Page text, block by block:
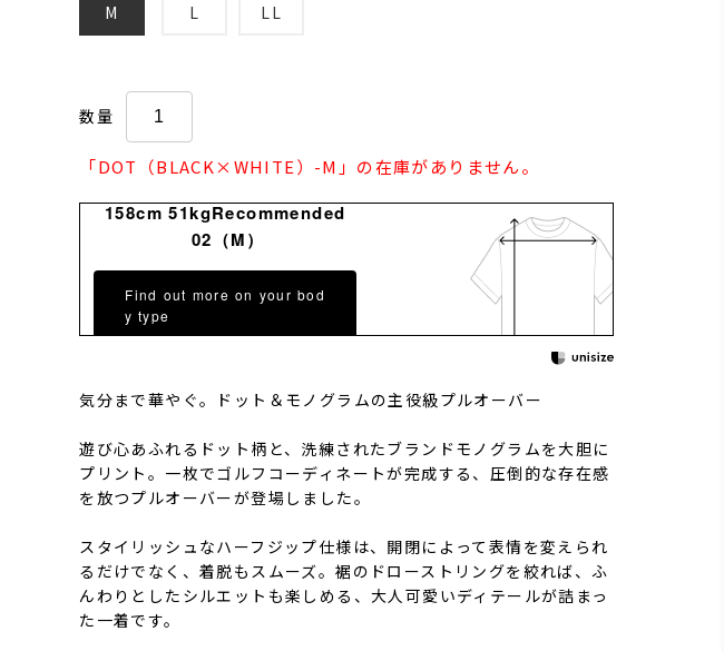
M L LL
数量
「DOT（BLACK×WHITE）-M」の在庫がありません。
158cm 51kgRecommended
02（M）
Find out more on your bod
y type
気分まで華やぐ。ドット＆モノグラムの主役級プルオーバー
遊び心あふれるドット柄と、洗練されたブランドモノグラムを大胆に
プリント。一枚でゴルフコーディネートが完成する、圧倒的な存在感
を放つプルオーバーが登場しました。
スタイリッシュなハーフジップ仕様は、開閉によって表情を変えられ
るだけでなく、着脱もスムーズ。裾のドローストリングを絞れば、ふ
んわりとしたシルエットも楽しめる、大人可愛いディテールが詰まっ
た一着です。